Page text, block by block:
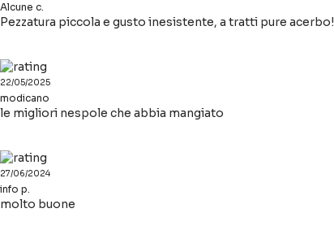
Alcune c.
Pezzatura piccola e gusto inesistente, a tratti pure acerbo!
22/05/2025
modicano
le migliori nespole che abbia mangiato
27/06/2024
info p.
molto buone